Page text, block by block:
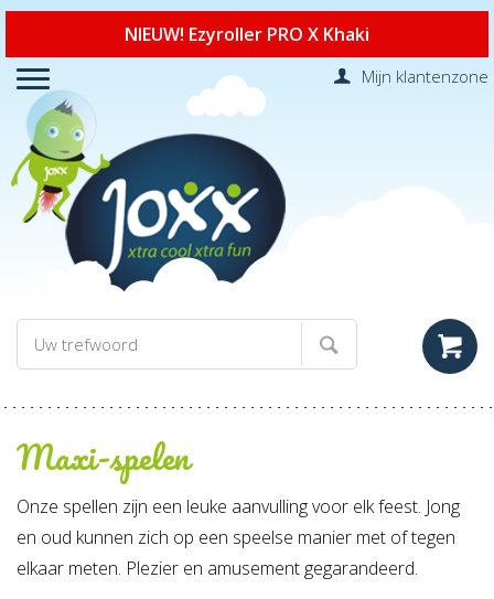
NIEUW! Ezyroller PRO X Khaki
Mijn klantenzone
Maxi-spelen
Onze spellen zijn een leuke aanvulling voor elk feest. Jong
en oud kunnen zich op een speelse manier met of tegen
elkaar meten. Plezier en amusement gegarandeerd.